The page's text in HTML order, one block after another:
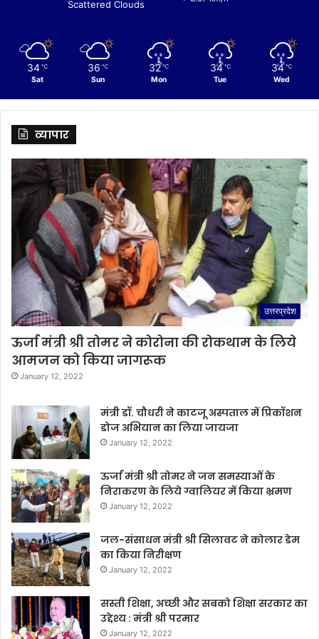
Scattered Clouds
34 ℃
Sat
36 ℃
Sun
32 ℃
Mon
34 ℃
Tue
34 ℃
Wed
व्यापार
उत्तरप्रदेश
ऊर्जा मंत्री श्री तोमर ने कोरोना की रोकथाम के लिये
आमजन को किया जागरूक
January 12, 2022
मंत्री डॉ. चौधरी ने काटजू अस्पताल में प्रिकॉशन
डोज अभियान का लिया जायजा
January 12, 2022
ऊर्जा मंत्री श्री तोमर ने जन समस्याओं के
निराकरण के लिये ग्वालियर में किया भ्रमण
January 12, 2022
जल-संसाधन मंत्री श्री सिलावट ने कोलार डेम
का किया निरीक्षण
January 12, 2022
सस्ती शिक्षा, अच्छी और सबको शिक्षा सरकार का
उद्देश्य : मंत्री श्री परमार
January 12, 2022